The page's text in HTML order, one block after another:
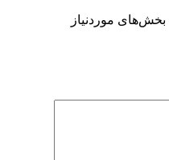
بخش‌های موردنیاز